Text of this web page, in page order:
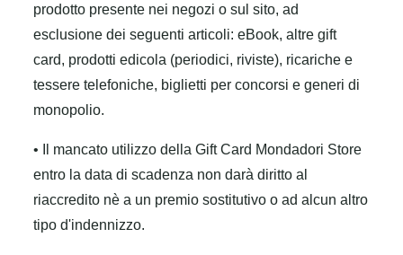
prodotto presente nei negozi o sul sito, ad
esclusione dei seguenti articoli: eBook, altre gift
card, prodotti edicola (periodici, riviste), ricariche e
tessere telefoniche, biglietti per concorsi e generi di
monopolio.
• Il mancato utilizzo della Gift Card Mondadori Store
entro la data di scadenza non darà diritto al
riaccredito nè a un premio sostitutivo o ad alcun altro
tipo d'indennizzo.